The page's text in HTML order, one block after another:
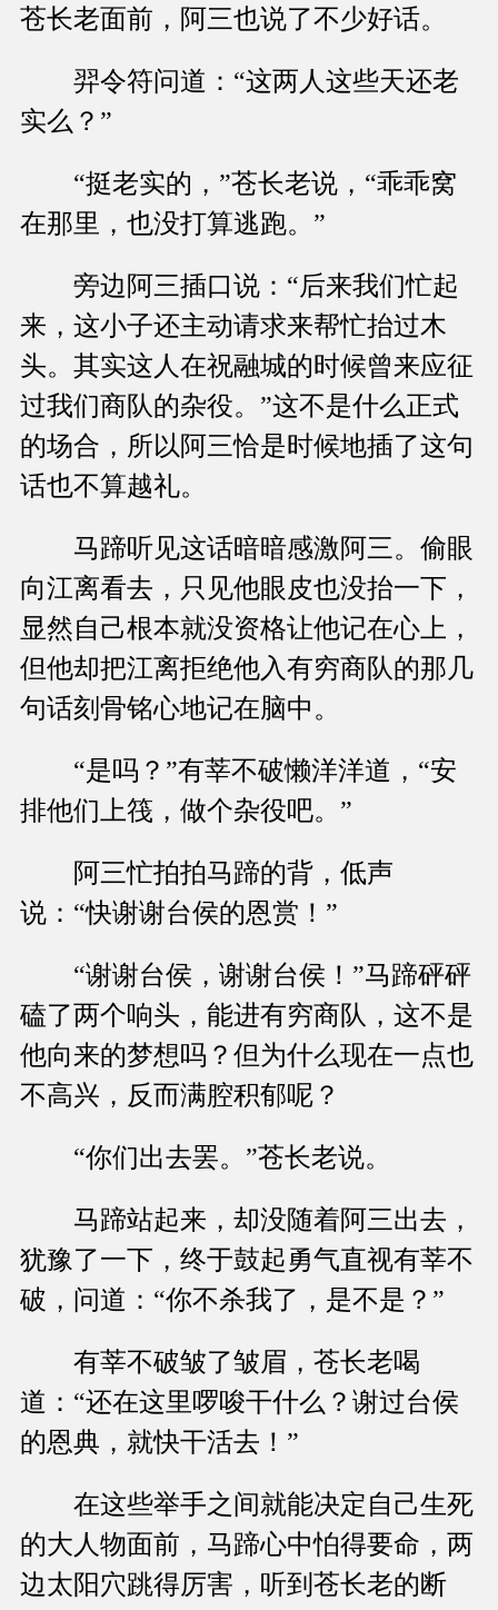
苍长老面前，阿三也说了不少好话。
羿令符问道：“这两人这些天还老
实么？”
“挺老实的，”苍长老说，“乖乖窝
在那里，也没打算逃跑。”
旁边阿三插口说：“后来我们忙起
来，这小子还主动请求来帮忙抬过木
头。其实这人在祝融城的时候曾来应征
过我们商队的杂役。”这不是什么正式
的场合，所以阿三恰是时候地插了这句
话也不算越礼。
马蹄听见这话暗暗感激阿三。偷眼
向江离看去，只见他眼皮也没抬一下，
显然自己根本就没资格让他记在心上，
但他却把江离拒绝他入有穷商队的那几
句话刻骨铭心地记在脑中。
“是吗？”有莘不破懒洋洋道，“安
排他们上筏，做个杂役吧。”
阿三忙拍拍马蹄的背，低声
说：“快谢谢台侯的恩赏！”
“谢谢台侯，谢谢台侯！”马蹄砰砰
磕了两个响头，能进有穷商队，这不是
他向来的梦想吗？但为什么现在一点也
不高兴，反而满腔积郁呢？
“你们出去罢。”苍长老说。
马蹄站起来，却没随着阿三出去，
犹豫了一下，终于鼓起勇气直视有莘不
破，问道：“你不杀我了，是不是？”
有莘不破皱了皱眉，苍长老喝
道：“还在这里啰唆干什么？谢过台侯
的恩典，就快干活去！”
在这些举手之间就能决定自己生死
的大人物面前，马蹄心中怕得要命，两
边太阳穴跳得厉害，听到苍长老的断